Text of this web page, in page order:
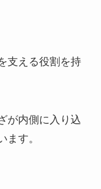
支える役割を持
が内側に入り込
ます。